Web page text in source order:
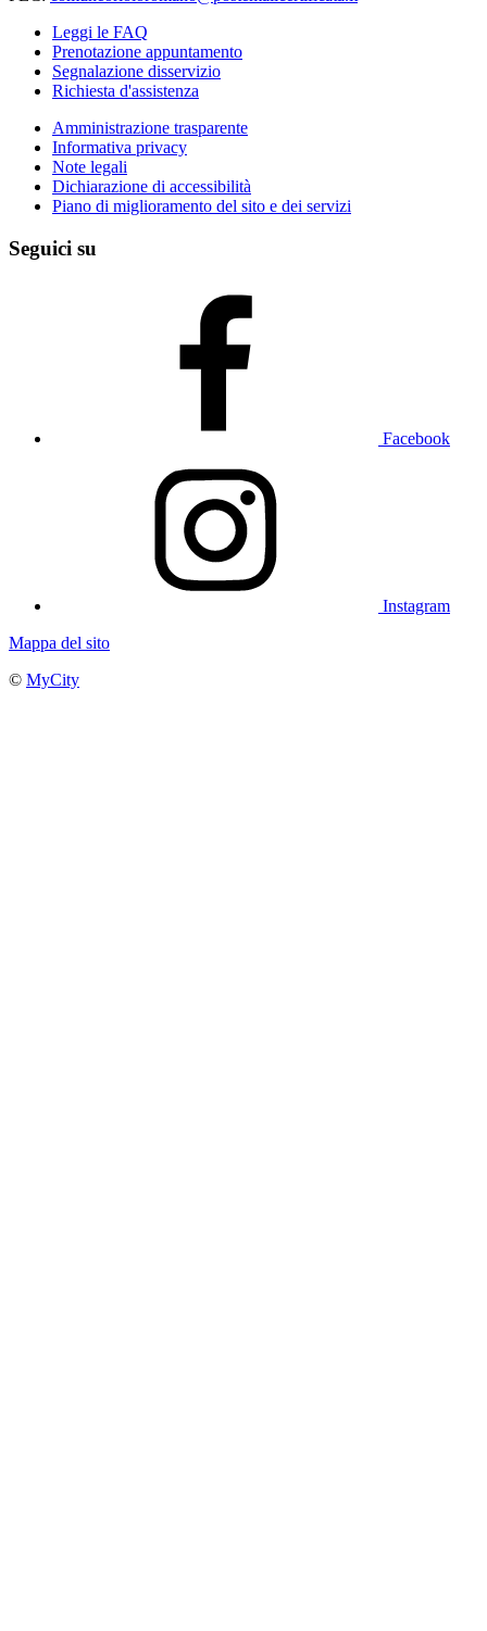
Leggi le FAQ
Prenotazione appuntamento
Segnalazione disservizio
Richiesta d'assistenza
Amministrazione trasparente
Informativa privacy
Note legali
Dichiarazione di accessibilità
Piano di miglioramento del sito e dei servizi
Seguici su
Facebook
Instagram
Mappa del sito
© MyCity